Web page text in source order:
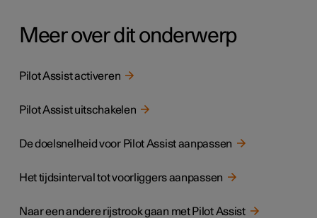
Meer over dit onderwerp
Pilot Assist activeren
Pilot Assist uitschakelen
De doelsnelheid voor Pilot Assist aanpassen
Het tijdsinterval tot voorliggers aanpassen
Naar een andere rijstrook gaan met Pilot Assist